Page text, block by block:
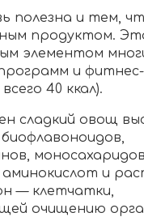
полезна и тем,
продуктом.
элементом
и фитнес-
40 ккал).
сладкий овощ
аминокислот и
— клетчатки,
очищению